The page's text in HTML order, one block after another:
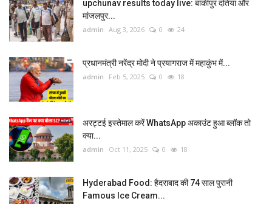
upchunav results today live: बांकीपुर दतिया और
मांजलपुर...
admin Aug 3, 2026 0 24
प्रधानमंत्री नरेंद्र मोदी ने प्रयागराज में महाकुंभ में...
admin Feb 5, 2025 0 18
अरट्टई इस्तेमाल करें WhatsApp अकाउंट हुआ ब्लॉक तो
क्या...
admin Oct 11, 2025 0 18
Hyderabad Food: हैदराबाद की 74 साल पुरानी
Famous Ice Cream...